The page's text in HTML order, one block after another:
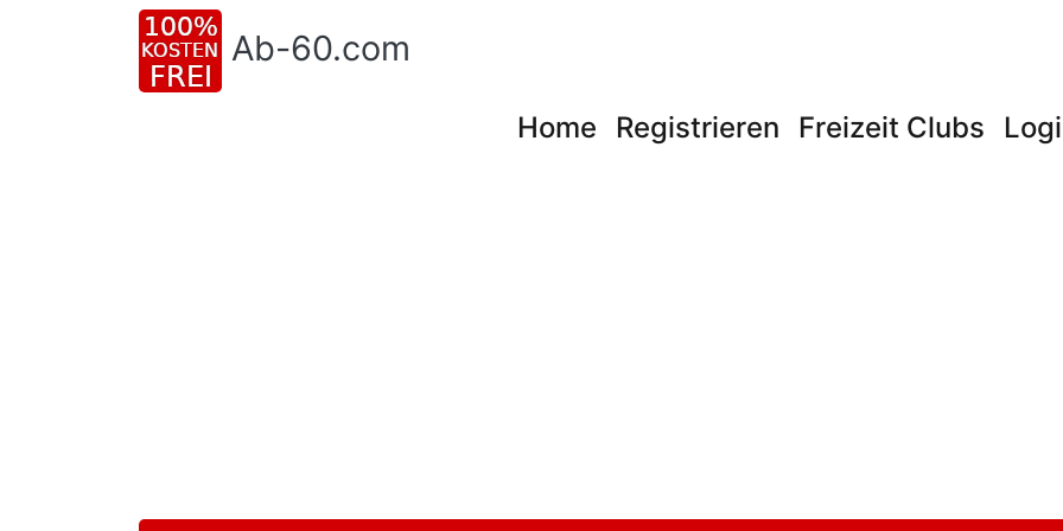
Ab-60.com
Home Registrieren Freizeit Clubs